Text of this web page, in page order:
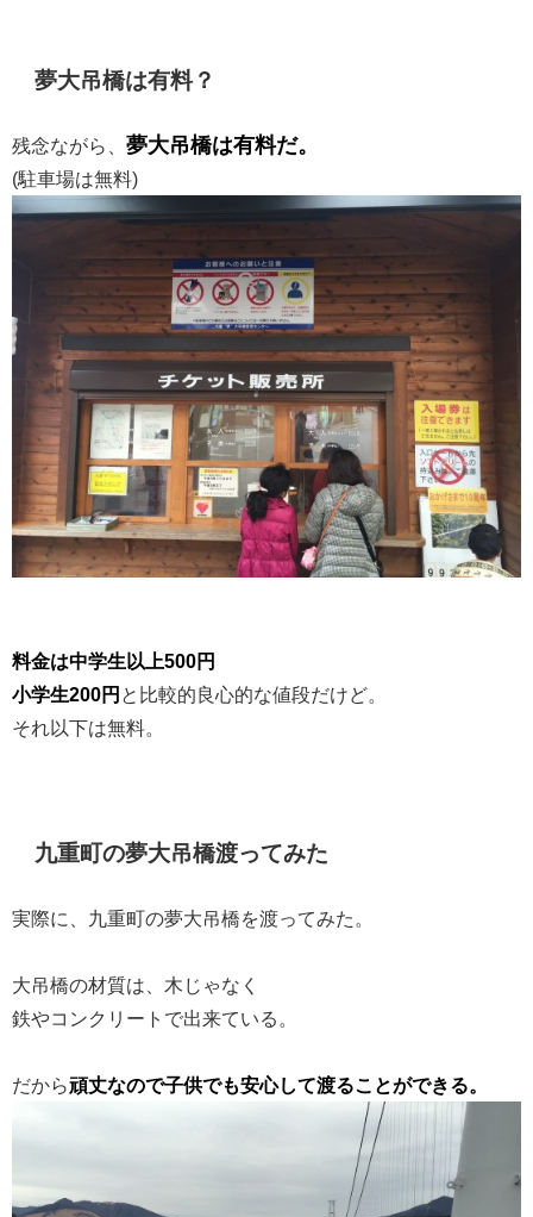
夢大吊橋は有料？
残念ながら、 夢大吊橋は有料だ。
(駐車場は無料)
料金は中学生以上500円
小学生200円 と比較的良心的な値段だけど。
それ以下は無料。
九重町の夢大吊橋渡ってみた
実際に、九重町の夢大吊橋を渡ってみた。
大吊橋の材質は、木じゃなく
鉄やコンクリートで出来ている。
だから頑丈なので子供でも安心して渡ることができる。